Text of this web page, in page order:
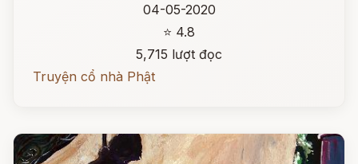
04-05-2020
⭐ 4.8
5,715 lượt đọc
Truyện cổ nhà Phật